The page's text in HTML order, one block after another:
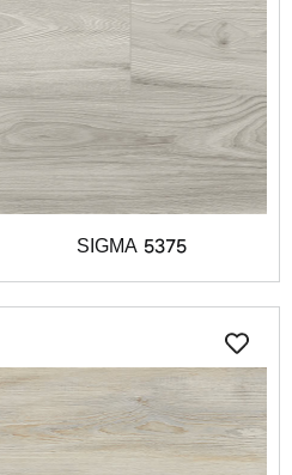
SIGMA 5375